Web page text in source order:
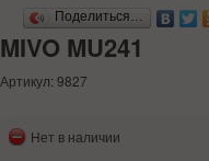
Поделиться…
MIVO MU241
Артикул: 9827
Нет в наличии